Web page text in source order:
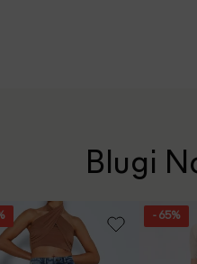
Blugi
- 65%